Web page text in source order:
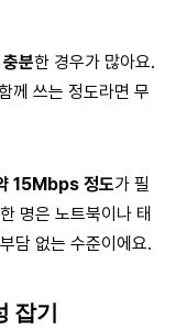
분한 경우가 많아요.
께 쓰는 정도라면 무
15Mbps 정도가 필
명은 노트북이나 태
담 없는 수준이에요.
잡기